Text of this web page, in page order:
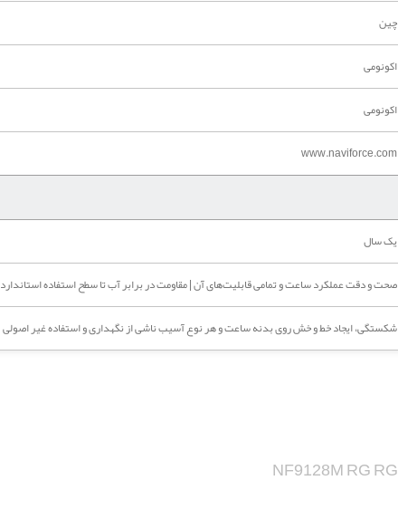
چین
اکونومی
اکونومی
www.naviforce.com
یک سال
صحت و دقت عملکرد ساعت و تمامی قابلیت‌های آن | مقاومت در برابر آب تا سطح استفاده استاندارد
شکستگی، ایجاد خط و خش روی بدنه ساعت و هر نوع آسیب ناشی از نگهداری و استفاده غیر اصولی